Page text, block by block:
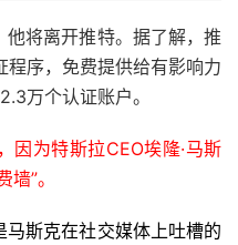
将离开推特。据了解，推
序，免费提供给有影响力
万个认证账户。
因为特斯拉CEO埃隆·马斯
”。
斯克在社交媒体上吐槽的